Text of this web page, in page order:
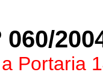
060/
Portaria